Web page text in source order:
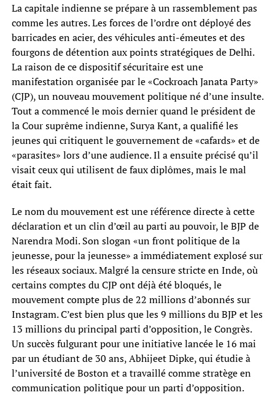
La capitale indienne se prépare à un rassemblement pas
comme les autres. Les forces de l’ordre ont déployé des
barricades en acier, des véhicules anti-émeutes et des
fourgons de détention aux points stratégiques de Delhi.
La raison de ce dispositif sécuritaire est une
manifestation organisée par le «Cockroach Janata Party»
(CJP), un nouveau mouvement politique né d’une insulte.
Tout a commencé le mois dernier quand le président de
la Cour suprême indienne, Surya Kant, a qualifié les
jeunes qui critiquent le gouvernement de «cafards» et de
«parasites» lors d’une audience. Il a ensuite précisé qu’il
visait ceux qui utilisent de faux diplômes, mais le mal
était fait.
Le nom du mouvement est une référence directe à cette
déclaration et un clin d’œil au parti au pouvoir, le BJP de
Narendra Modi. Son slogan «un front politique de la
jeunesse, pour la jeunesse» a immédiatement explosé sur
les réseaux sociaux. Malgré la censure stricte en Inde, où
certains comptes du CJP ont déjà été bloqués, le
mouvement compte plus de 22 millions d’abonnés sur
Instagram. C’est bien plus que les 9 millions du BJP et les
13 millions du principal parti d’opposition, le Congrès.
Un succès fulgurant pour une initiative lancée le 16 mai
par un étudiant de 30 ans, Abhijeet Dipke, qui étudie à
l’université de Boston et a travaillé comme stratège en
communication politique pour un parti d’opposition.